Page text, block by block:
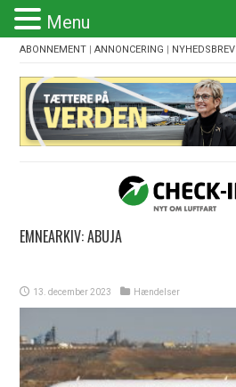
ABONNEMENT |ANNONCERING | NYHEDSBREV
EMNEARKIV:ABUJA
13. december 2023 Hændelser
Menu